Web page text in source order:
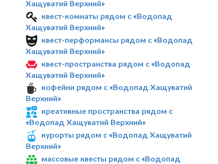
Хащуватий Верхний»
квест-комнаты рядом с «Водопад
Хащуватий Верхний»
квест-перформансы рядом с «Водопад
Хащуватий Верхний»
квест-пространства рядом с «Водопад
Хащуватий Верхний»
кофейни рядом с «Водопад Хащуватий
Верхний»
креативные пространства рядом с
«Водопад Хащуватий Верхний»
курорты рядом с «Водопад Хащуватий
Верхний»
массовые квесты рядом с «Водопад